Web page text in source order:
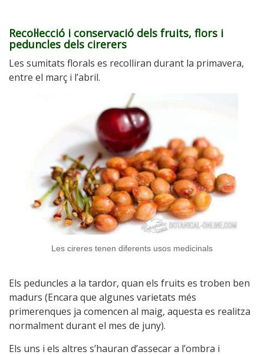
Recol·lecció i conservació dels fruits, flors i
peduncles dels cirerers
Les sumitats florals es recolliran durant la primavera,
entre el març i l’abril.
Les cireres tenen diferents usos medicinals
Els peduncles a la tardor, quan els fruits es troben ben
madurs (Encara que algunes varietats més
primerenques ja comencen al maig, aquesta es realitza
normalment durant el mes de juny).
Els uns i els altres s’hauran d’assecar a l’ombra i